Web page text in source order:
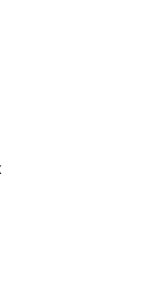
элэг бүсээ
өндөлзүүлсэн